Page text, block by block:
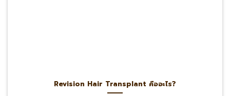
Revision Hair Transplant คืออะไร?